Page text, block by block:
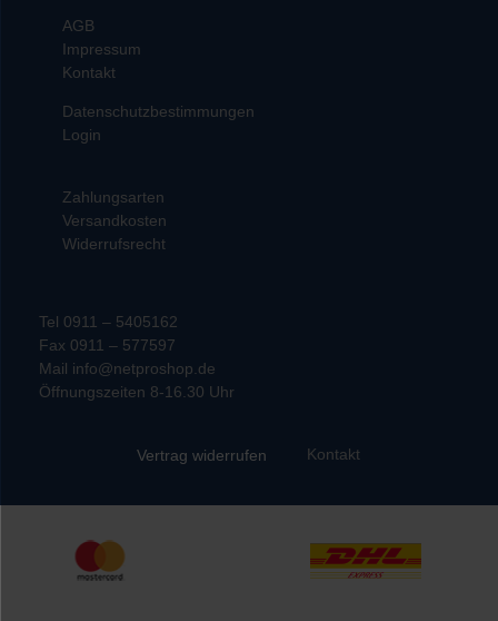
AGB
Impressum
Kontakt
Datenschutzbestimmungen
Login
Zahlungsarten
Versandkosten
Widerrufsrecht
Tel 0911 – 5405162
Fax 0911 – 577597
Mail info@netproshop.de
Öffnungszeiten 8-16.30 Uhr
Vertrag widerrufen Kontakt